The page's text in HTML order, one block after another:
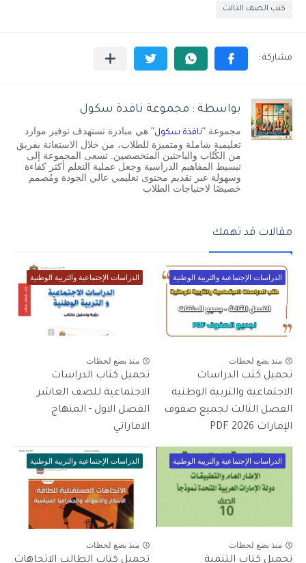
كتب الصف الثالث
بواسطة : مجموعة نافدة سكول
مجموعة "نافذة سكول" هي مبادرة تستهدف توفير موارد
تعليمية شاملة ومتميزة للطلاب، من خلال الاستعانة بفريق
من الكُتّاب والباحثين المتخصصين. تسعى المجموعة إلى
تبسيط المفاهيم الدراسية وجعل عملية التعلم أكثر كفاءة
وسهولة عبر تقديم محتوى تعليمي عالي الجودة ومُصمم
خصيصًا لاحتياجات الطلاب
مقالات قد تهمك
الدراسات الإجتماعية والتربية الوطنية
منذ بضع لحظات
تحميل كتب الدراسات
الاجتماعية والتربية الوطنية
الفصل الثالث لجميع صفوف
الإمارات 2026 PDF
الدراسات الإجتماعية والتربية الوطنية
منذ بضع لحظات
تحميل كتاب الدراسات
الاجتماعية للصف العاشر
الفصل الاول - المنهاج
الاماراتي
الدراسات الإجتماعية والتربية الوطنية
منذ بضع لحظات
تحميل كتاب التنمية
الدراسات الإجتماعية والتربية الوطنية
منذ بضع لحظات
تحميل كتاب الطالب الاتجاهات